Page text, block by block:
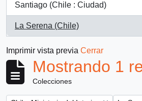
Santiago (Chile : Ciudad)
, 1 resultados
La Serena (Chile)
, 1 resultados
Imprimir vista previa Cerrar
Mostrando 1
Colecciones